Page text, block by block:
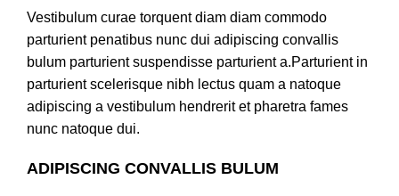
Vestibulum curae torquent diam diam commodo
parturient penatibus nunc dui adipiscing convallis
bulum parturient suspendisse parturient a.Parturient in
parturient scelerisque nibh lectus quam a natoque
adipiscing a vestibulum hendrerit et pharetra fames
nunc natoque dui.
ADIPISCING CONVALLIS BULUM